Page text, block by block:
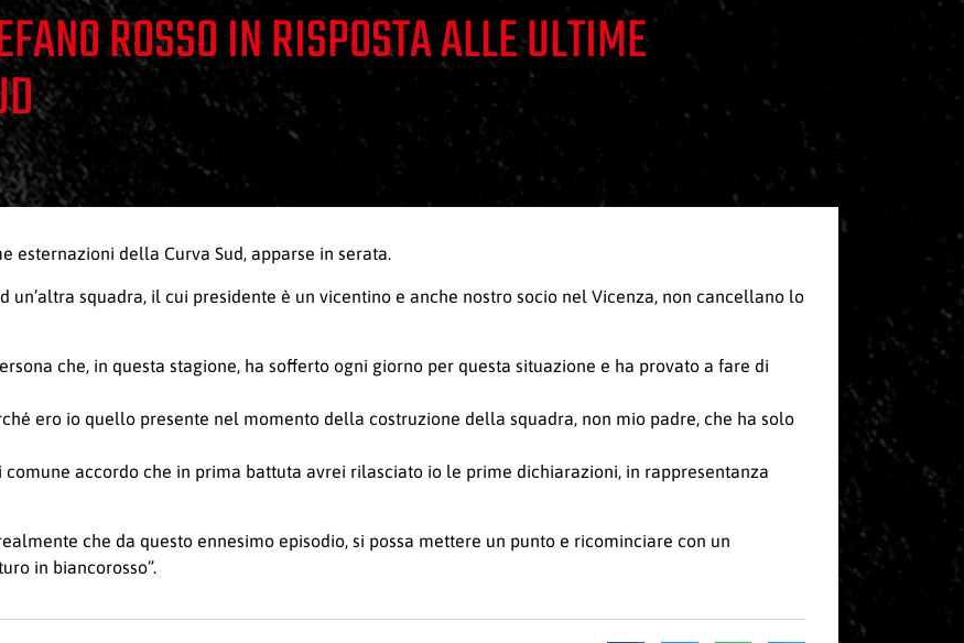
ROSSO IN RISPOSTA ALLE ULTIME
esternazioni della Curva Sud, apparse in serata.
squadra, il cui presidente è un vicentino e anche nostro socio nel Vicenza, non cancellano lo
che, in questa stagione, ha sofferto ogni giorno per questa situazione e ha provato a fare di
ero io quello presente nel momento della costruzione della squadra, non mio padre, che ha solo
comune accordo che in prima battuta avrei rilasciato io le prime dichiarazioni, in rappresentanza
che da questo ennesimo episodio, si possa mettere un punto e ricominciare con un
in biancorosso”.